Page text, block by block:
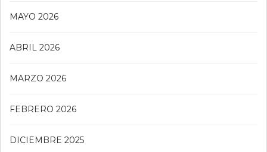
MAYO 2026
ABRIL 2026
MARZO 2026
FEBRERO 2026
DICIEMBRE 2025